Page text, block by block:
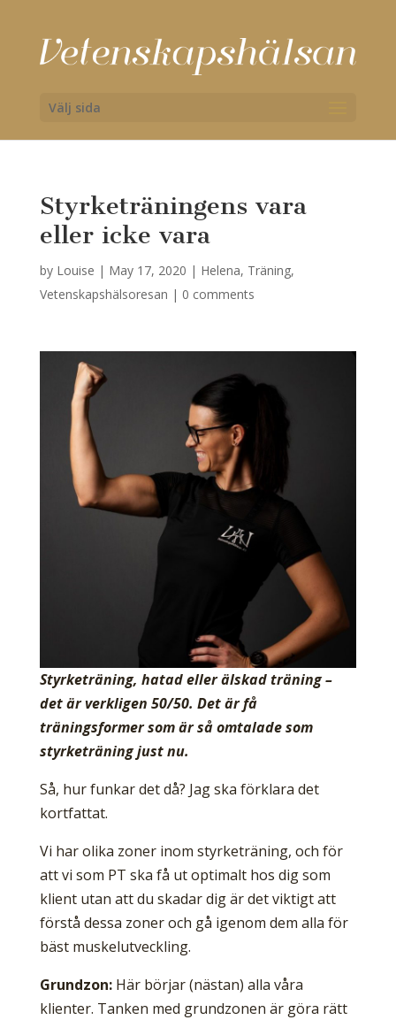
Välj sida
Styrketräningens vara
eller icke vara
by Louise | May 17, 2020 | Helena, Träning,
Vetenskapshälsoresan | 0 comments
Styrketräning, hatad eller älskad träning –
det är verkligen 50/50. Det är få
träningsformer som är så omtalade som
styrketräning just nu.
Så, hur funkar det då? Jag ska förklara det
kortfattat.
Vi har olika zoner inom styrketräning, och för
att vi som PT ska få ut optimalt hos dig som
klient utan att du skadar dig är det viktigt att
förstå dessa zoner och gå igenom dem alla för
bäst muskelutveckling.
Grundzon:Här börjar (nästan) alla våra
klienter. Tanken med grundzonen är göra rätt